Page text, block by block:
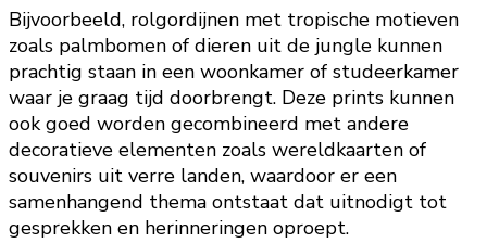
Bijvoorbeeld, rolgordijnen met tropische motieven
zoals palmbomen of dieren uit de jungle kunnen
prachtig staan in een woonkamer of studeerkamer
waar je graag tijd doorbrengt. Deze prints kunnen
ook goed worden gecombineerd met andere
decoratieve elementen zoals wereldkaarten of
souvenirs uit verre landen, waardoor er een
samenhangend thema ontstaat dat uitnodigt tot
gesprekken en herinneringen oproept.